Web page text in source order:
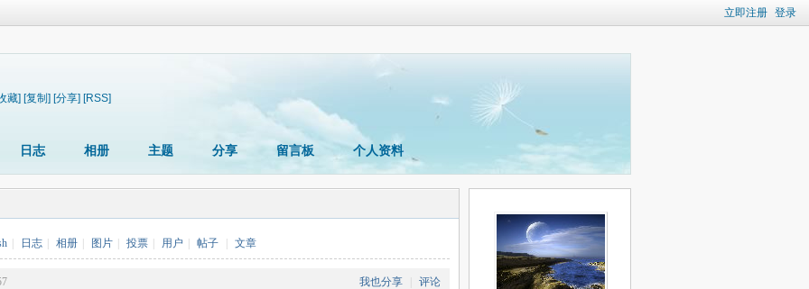
立即注册 登录
藏] [复制] [分享] [RSS]
日志 相册 主题 分享 留言板 个人资料
日志 相册 图片 投票 用户 帖子 文章
我也分享 评论